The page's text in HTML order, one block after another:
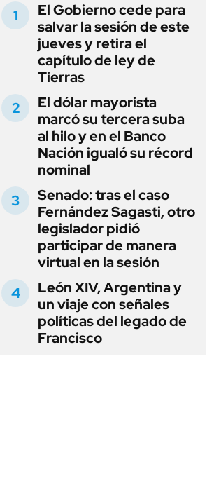
El Gobierno cede para
salvar la sesión de este
jueves y retira el
capítulo de ley de
Tierras
El dólar mayorista
marcó su tercera suba
al hilo y en el Banco
Nación igualó su récord
nominal
Senado: tras el caso
Fernández Sagasti, otro
legislador pidió
participar de manera
virtual en la sesión
León XIV, Argentina y
un viaje con señales
políticas del legado de
Francisco